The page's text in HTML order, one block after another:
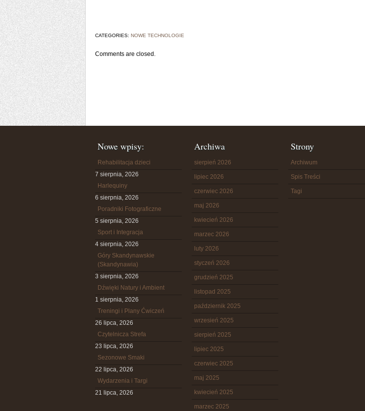
CATEGORIES: NOWE TECHNOLOGIE
Comments are closed.
Nowe wpisy:
Rehabilitacja dzieci
7 sierpnia, 2026
Harlequiny
6 sierpnia, 2026
Poradniki Fotograficzne
5 sierpnia, 2026
Sport i Integracja
4 sierpnia, 2026
Góry Skandynawskie
(Skandynawia)
3 sierpnia, 2026
Dźwięki Natury i Ambient
1 sierpnia, 2026
Treningi i Plany Ćwiczeń
26 lipca, 2026
Czytelnicza Strefa
23 lipca, 2026
Sezonowe Smaki
22 lipca, 2026
Wydarzenia i Targi
21 lipca, 2026
Archiwa
sierpień 2026
lipiec 2026
czerwiec 2026
maj 2026
kwiecień 2026
marzec 2026
luty 2026
styczeń 2026
grudzień 2025
listopad 2025
październik 2025
wrzesień 2025
sierpień 2025
lipiec 2025
czerwiec 2025
maj 2025
kwiecień 2025
marzec 2025
Strony
Archiwum
Spis Treści
Tagi